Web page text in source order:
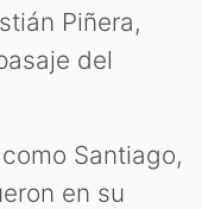
Piñera,
del
Santiago,
en su